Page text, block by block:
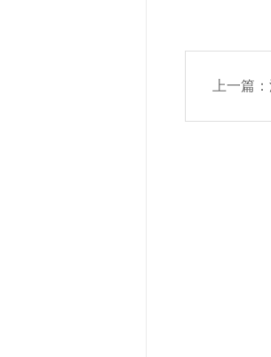
上一篇：